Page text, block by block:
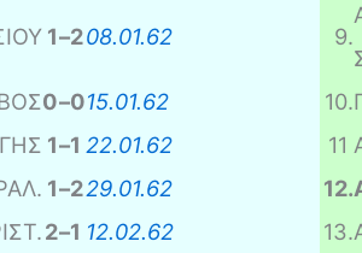
1–208.01.62 9.
0–015.01.62 10.
1–1 22.01.62 11
1–229.01.62 12.
2–1 12.02.62 13.